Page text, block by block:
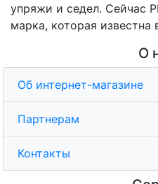
упряжи и седел. Сейчас
марка, которая известна
О
Об интернет-магазине
Партнерам
Контакты